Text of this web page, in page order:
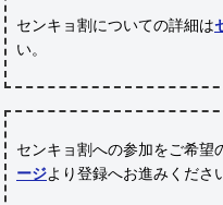
センキョ割についての詳細は
い。
センキョ割への参加をご希望
ージより登録へお進みくださ